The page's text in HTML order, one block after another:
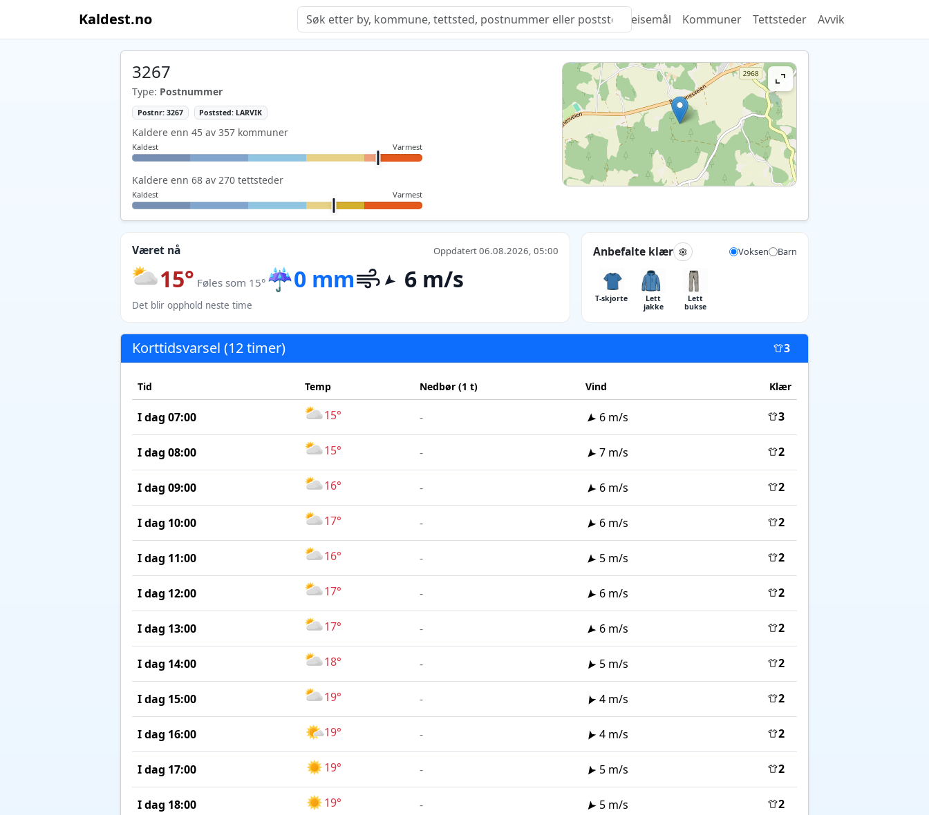
Kaldest.no Quiz Reisemål Kommuner Tettsteder Avvik
3267
Type: Postnummer
Postnr: 3267 Poststed: LARVIK
Kaldere enn 45 av 357 kommuner
Kaldest Varmest
Kaldere enn 68 av 270 tettsteder
Kaldest Varmest
Været nå Oppdatert 06.08.2026, 05:00
15° Føles som 15° ☔0 mm 6 m/s
Det blir opphold neste time
Anbefalte klær Voksen Barn
T-skjorte
Lett
jakke
Lett
bukse
Korttidsvarsel (12 timer) 3
Tid Temp Nedbør (1 t) Vind Klær
I dag 07:00 15° - 6 m/s 3
I dag 08:00 15° - 7 m/s 2
I dag 09:00 16° - 6 m/s 2
I dag 10:00 17° - 6 m/s 2
I dag 11:00 16° - 5 m/s 2
I dag 12:00 17° - 6 m/s 2
I dag 13:00 17° - 6 m/s 2
I dag 14:00 18° - 5 m/s 2
I dag 15:00 19° - 4 m/s 2
I dag 16:00 19° - 4 m/s 2
I dag 17:00 19° - 5 m/s 2
I dag 18:00 19° - 5 m/s 2